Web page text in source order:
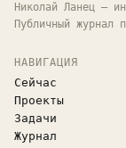
Николай Ланец —
Публичный журнал
НАВИГАЦИЯ
Сейчас
Проекты
Задачи
Журнал